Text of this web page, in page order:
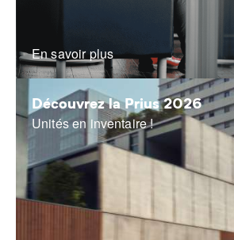
En savoir plus
Découvrez la Prius 2026
Unités en inventaire !